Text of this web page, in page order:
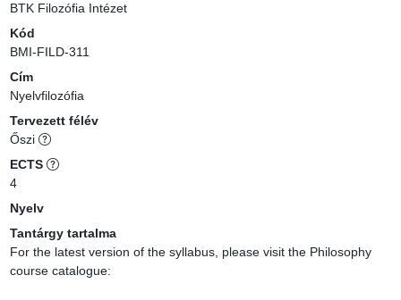
BTK Filozófia Intézet
Kód
BMI-FILD-311
Cím
Nyelvfilozófia
Tervezett félév
Őszi
ECTS
4
Nyelv
Tantárgy tartalma
For the latest version of the syllabus, please visit the Philosophy
course catalogue: